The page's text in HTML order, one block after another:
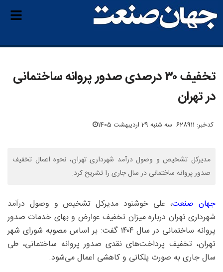
تخفیف ۳۰ درصدی صدور پروانه ساختمانی
در تهران
کدخبر: 628911 سه شنبه 29 اردیبهشت 1405
مدیرکل تشخیص و وصول درآمد شهرداری تهران، نحوه اعمال تخفیف
صدور پروانه ساختمانی در سال جاری را تشریح کرد.
جهان صنعت، علی خوشنود مدیرکل تشخیص و وصول درآمد
شهرداری تهران درباره میزان تخفیف عوارض و بهای خدمات صدور
پروانه ساختمانی در سال ۱۴۰۴ گفت: بر اساس مصوبه شورای شهر
تهران، تخفیف پرداخت‌های نقدی صدور پروانه ساختمانی، طی
سال جاری به صورت پلکانی و کاهشی اعمال می‌شود.